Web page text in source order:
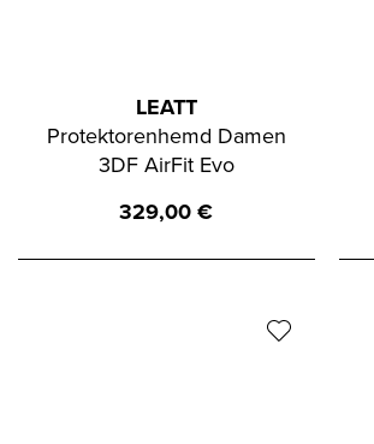
LEATT
Protektorenhemd Damen
3DF AirFit Evo
329,00€